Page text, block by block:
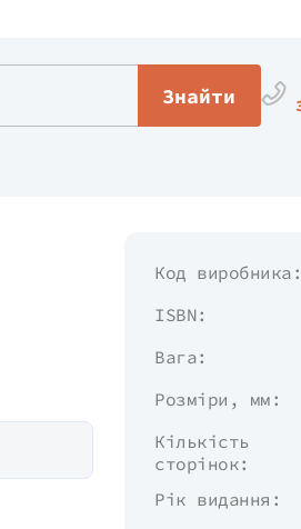
Знайти
Код виробника:
ISBN:
Вага:
Розміри, мм:
Кількість
сторінок:
Рік видання: